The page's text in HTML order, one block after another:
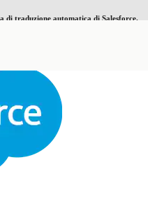
di traduzione automatica di Salesforce.